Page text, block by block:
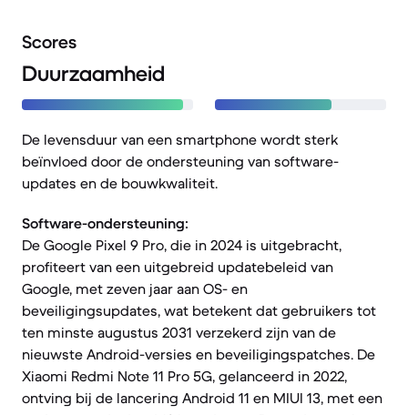
Scores
Duurzaamheid
De levensduur van een smartphone wordt sterk
beïnvloed door de ondersteuning van software-
updates en de bouwkwaliteit.
Software-ondersteuning:
De Google Pixel 9 Pro, die in 2024 is uitgebracht,
profiteert van een uitgebreid updatebeleid van
Google, met zeven jaar aan OS- en
beveiligingsupdates, wat betekent dat gebruikers tot
ten minste augustus 2031 verzekerd zijn van de
nieuwste Android-versies en beveiligingspatches. De
Xiaomi Redmi Note 11 Pro 5G, gelanceerd in 2022,
ontving bij de lancering Android 11 en MIUI 13, met een